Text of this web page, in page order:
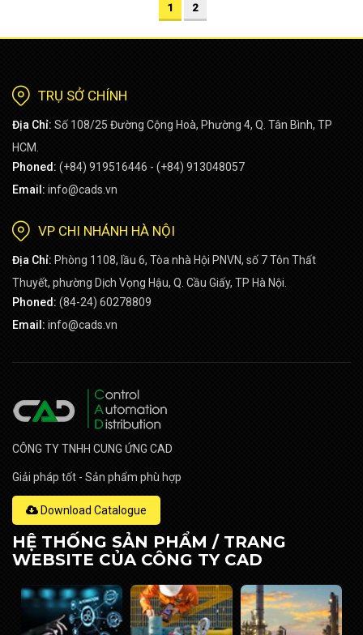
1 2
TRỤ SỞ CHÍNH
Địa Chỉ: Số 108/25 Đường Cộng Hoà, Phường 4, Q. Tân Bình, TP
HCM.
Phoned: (+84) 919516446 - (+84) 913048057
Email: info@cads.vn
VP CHI NHÁNH HÀ NỘI
Địa Chỉ: Phòng 1108, lầu 6, Tòa nhà Hội PNVN, số 7 Tôn Thất
Thuyết, phường Dịch Vọng Hậu, Q. Cầu Giấy, TP Hà Nội.
Phoned: (84-24) 60278809
Email: info@cads.vn
CÔNG TY TNHH CUNG ỨNG CAD
Giải pháp tốt - Sản phẩm phù hợp
Download Catalogue
HỆ THỐNG SẢN PHẨM / TRANG
WEBSITE CỦA CÔNG TY CAD